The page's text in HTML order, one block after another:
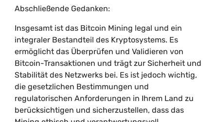
Abschließende Gedanken:
Insgesamt ist das Bitcoin Mining legal und ein
integraler Bestandteil des Kryptosystems. Es
ermöglicht das Überprüfen und Validieren von
Bitcoin-Transaktionen und trägt zur Sicherheit und
Stabilität des Netzwerks bei. Es ist jedoch wichtig,
die gesetzlichen Bestimmungen und
regulatorischen Anforderungen in Ihrem Land zu
berücksichtigen und sicherzustellen, dass das